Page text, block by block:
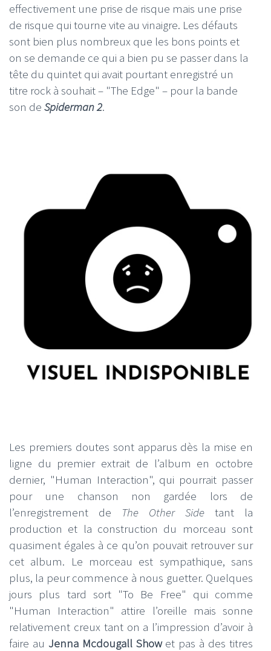
effectivement une prise de risque mais une prise
de risque qui tourne vite au vinaigre. Les défauts
sont bien plus nombreux que les bons points et
on se demande ce qui a bien pu se passer dans la
tête du quintet qui avait pourtant enregistré un
titre rock à souhait – "The Edge" – pour la bande
son de Spiderman 2.
Les premiers doutes sont apparus dès la mise en
ligne du premier extrait de l’album en octobre
dernier, "Human Interaction", qui pourrait passer
pour une chanson non gardée lors de
l’enregistrement de The Other Side tant la
production et la construction du morceau sont
quasiment égales à ce qu’on pouvait retrouver sur
cet album. Le morceau est sympathique, sans
plus, la peur commence à nous guetter. Quelques
jours plus tard sort "To Be Free" qui comme
"Human Interaction" attire l’oreille mais sonne
relativement creux tant on a l’impression d’avoir à
faire au Jenna Mcdougall Showet pas à des titres